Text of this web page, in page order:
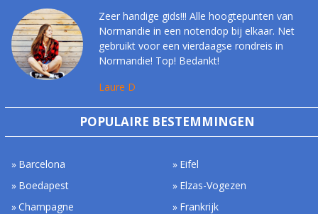
Zeer handige gids!!! Alle hoogtepunten van
Normandie in een notendop bij elkaar. Net
gebruikt voor een vierdaagse rondreis in
Normandie! Top! Bedankt!
Laure D
POPULAIRE BESTEMMINGEN
Barcelona
Boedapest
Champagne
Eifel
Elzas-Vogezen
Frankrijk